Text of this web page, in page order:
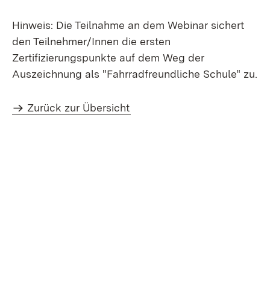
Hinweis: Die Teilnahme an dem Webinar sichert
den Teilnehmer/Innen die ersten
Zertifizierungspunkte auf dem Weg der
Auszeichnung als "Fahrradfreundliche Schule" zu.
Zurück zur Übersicht